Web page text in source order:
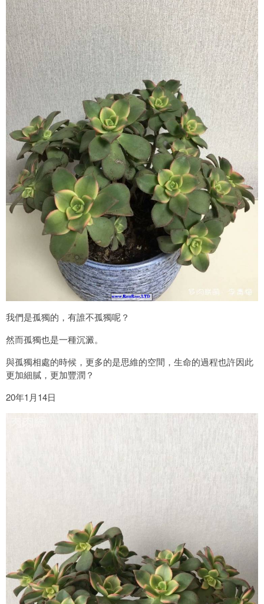
我們是孤獨的，有誰不孤獨呢？
然而孤獨也是一種沉澱。
與孤獨相處的時候，更多的是思維的空間，生命的過程也許因此
更加細膩，更加豐潤？
20年1月14日